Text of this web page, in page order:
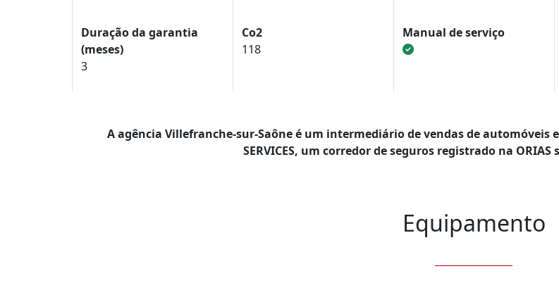
Duração da garantia
(meses)
3
Co2
118
Manual de serviço
A agência Villefranche-sur-Saône é um intermediário de vendas de automóveis
SERVICES, um corredor de seguros registrado na ORIAS
Equipamento